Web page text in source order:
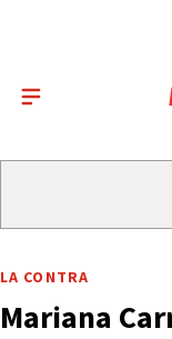
LA CONTRA
Mariana